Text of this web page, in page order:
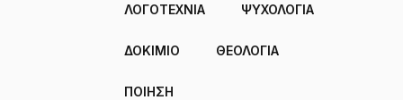
ΛΟΓΟΤΕΧΝΙΑ ΨΥΧΟΛΟΓΙΑ
ΔΟΚΙΜΙΟ ΘΕΟΛΟΓΙΑ
ΠΟΙΗΣΗ